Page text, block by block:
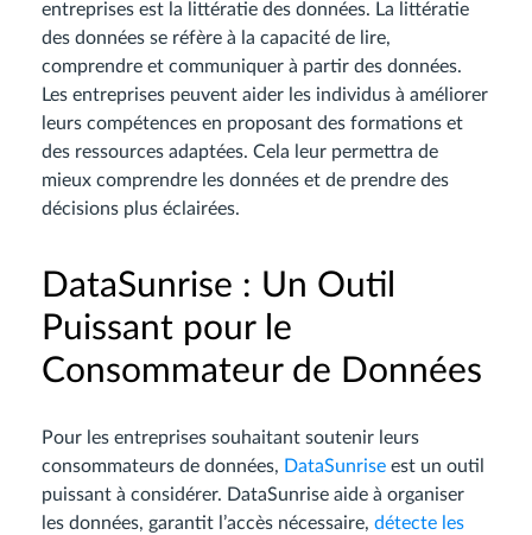
entreprises est la littératie des données. La littératie
des données se réfère à la capacité de lire,
comprendre et communiquer à partir des données.
Les entreprises peuvent aider les individus à améliorer
leurs compétences en proposant des formations et
des ressources adaptées. Cela leur permettra de
mieux comprendre les données et de prendre des
décisions plus éclairées.
DataSunrise : Un Outil
Puissant pour le
Consommateur de Données
Pour les entreprises souhaitant soutenir leurs
consommateurs de données, DataSunrise est un outil
puissant à considérer. DataSunrise aide à organiser
les données, garantit l’accès nécessaire, détecte les